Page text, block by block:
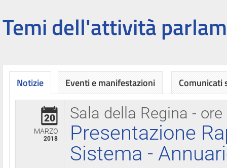
Temi dell'attività
Notizie
Sala della Regina - ore
20
MARZO
2018
Presentazione
Sistema -
Eventi e manifestazioni Comunicati